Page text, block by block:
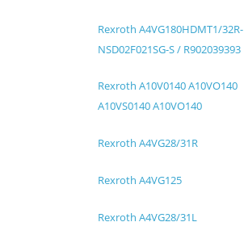
Rexroth A4VG180HDMT1/32R-
NSD02F021SG-S / R902039393
Rexroth A10V0140 A10VO140
A10VS0140 A10VO140
Rexroth A4VG28/31R
Rexroth A4VG125
Rexroth A4VG28/31L